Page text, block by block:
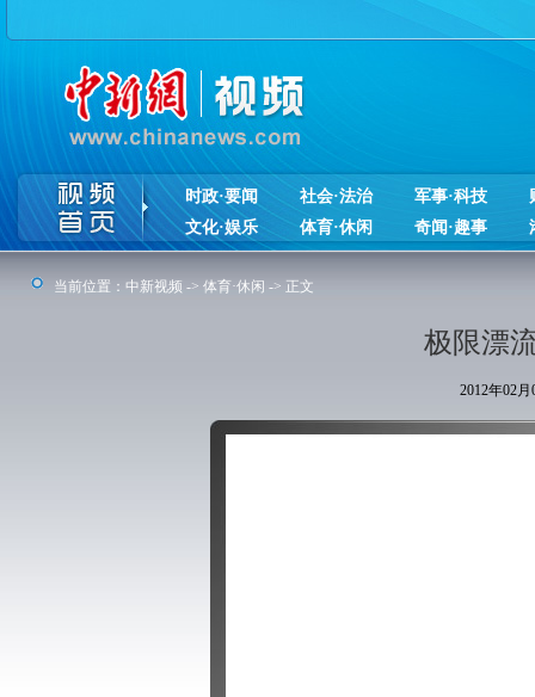
时政·要闻 社会·法治 军事·科技
文化·娱乐
体育·休闲 奇闻·趣事
当前位置： 中新视频 -> 体育·休闲 -> 正文
极限漂
2012年02